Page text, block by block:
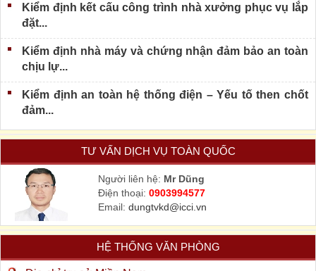
Kiểm định kết cấu công trình nhà xưởng phục vụ lắp
đặt...
Kiểm định nhà máy và chứng nhận đảm bảo an toàn
chịu lự...
Kiểm định an toàn hệ thống điện – Yếu tố then chốt
đảm...
TƯ VẤN DỊCH VỤ TOÀN QUỐC
Người liên hệ: Mr Dũng
Điện thoại: 0903994577
Email: dungtvkd@icci.vn
HỆ THỐNG VĂN PHÒNG